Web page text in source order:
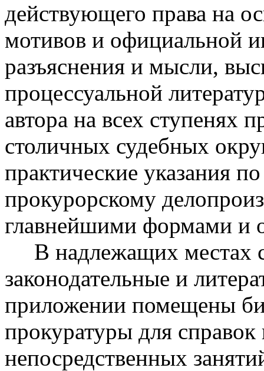
действующего права на
мотивов и официальной
разъяснения и мысли,
процессуальной
автора на всех ступенях
столичных судебных
практические указания
прокурорскому
главнейшими формами и
В надлежащих местах
законодательные и
приложении помещены
прокуратуры для
непосредственных